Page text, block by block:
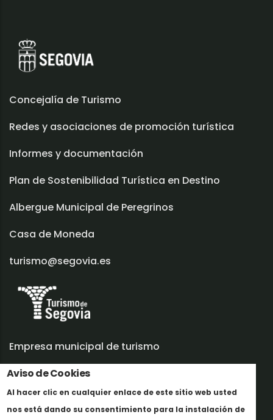
Aviso de Cookies
Al hacer clic en cualquier enlace de este sitio web usted
nos está dando su consentimiento para la instalación de
Concejalía de Turismo
Redes y asociaciones de promoción turística
Informes y documentación
Plan de Sostenibilidad Turística en Destino
Albergue Municipal de Peregrinos
Casa de Moneda
turismo@segovia.es
Empresa municipal de turismo
Trabaja con nosotros
Informes y documentación